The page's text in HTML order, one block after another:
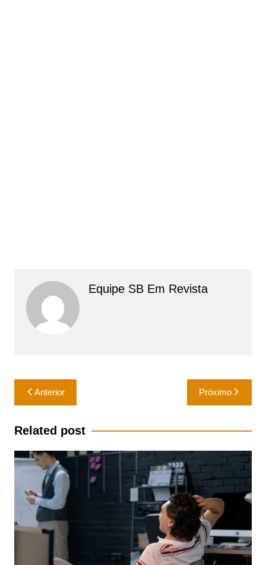
Equipe SB Em Revista
Navegação
de
Post
Anterior Próximo
Related post